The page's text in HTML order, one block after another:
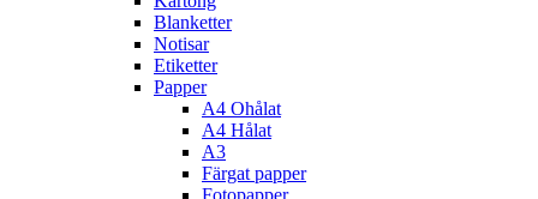
Blanketter
Notisar
Etiketter
Papper
A4 Ohålat
A4 Hålat
A3
Färgat papper
Fotopapper